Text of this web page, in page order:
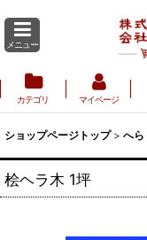
メニュー
カテゴリ マイページ
ショップページトップ > へら
桧ヘラ木 1坪